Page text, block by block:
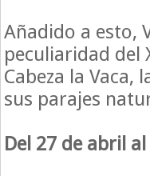
Añadido a esto,
peculiaridad del
Cabeza la
sus parajes
Del 27 de abril